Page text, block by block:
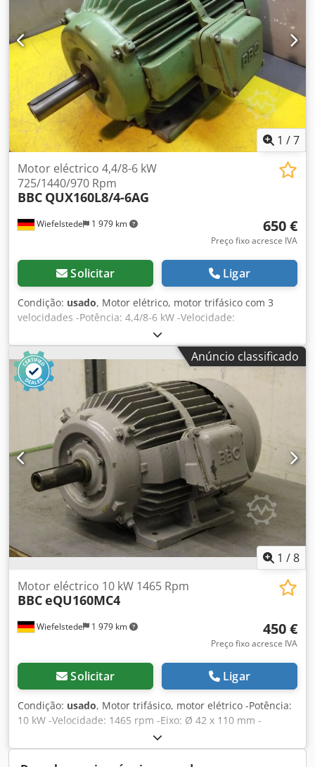
1 /7
Wiefelstede 1 979 km
Motor eléctrico 4,4/8-6 kW
725/1440/970 Rpm
BBC QUX160L8/4-6AG
650 €
Preço fixo acresce IVA
Solicitar Ligar
Condição: usado, Motor elétrico, motor trifásico com 3
velocidades -Potência: 4,4/8-6 kW -Velocidade:
725/1440/970 rpm -mudança de pólo -Eixo: Ø 42 mm
Djdpfxsctyqfj Al Tswa -Construção: B3 -Classe de
protecção: IP 44 -Preço: por peça -Número: 2x disponível -
Dimensões: 650/440/H320 mm -Peso: 140 kg
Anúncio classificado
1 /8
Wiefelstede 1 979 km
Motor eléctrico 10 kW 1465 Rpm
BBCeQU160MC4
450 €
Preço fixo acresce IVA
Solicitar Ligar
Condição: usado, Motor trifásico, motor elétrico -Potência:
10 kW -Velocidade: 1465 rpm -Eixo: Ø 42 x 110 mm -
Construção: B3 -Classe de protecção: IP 33 -Número: 2x
disponível -Preço: por peça Dwedpfsd Iy Nxjx Al Tja -
Dimensões: 595/400/H315 mm -Peso: 109 kg